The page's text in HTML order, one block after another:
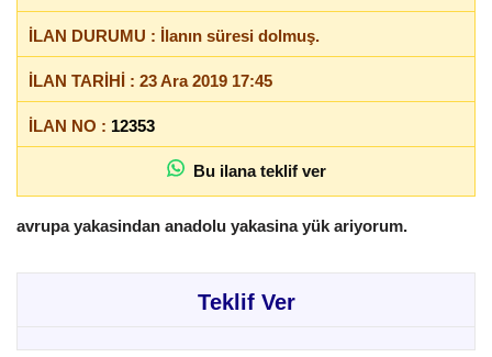
İLAN DURUMU : İlanın süresi dolmuş.
İLAN TARİHİ : 23 Ara 2019 17:45
İLAN NO : 12353
Bu ilana teklif ver
avrupa yakasindan anadolu yakasina yük ariyorum.
Teklif Ver